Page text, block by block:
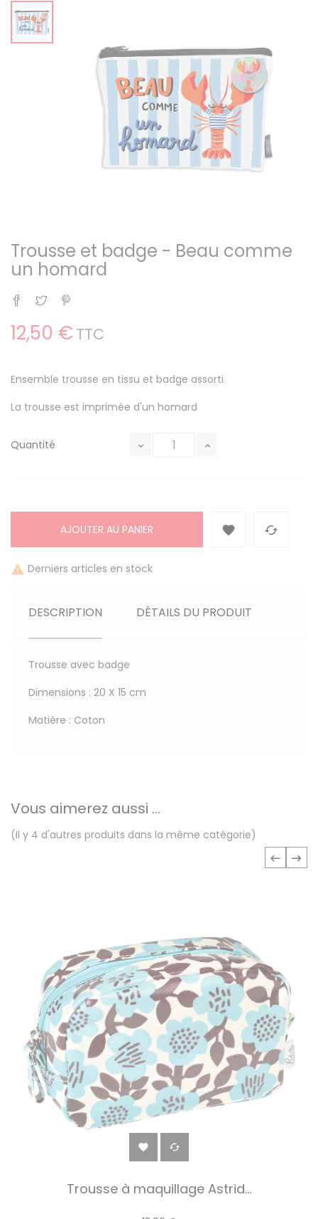
Trousse et badge - Beau comme
un homard
Partager
Tweet
12,50 € TTC
Ensemble trousse en tissu et badge assorti
La trousse est imprimée d'un homard
Quantité
AJOUTER AU PANIER  
 Derniers articles en stock
DESCRIPTION DÉTAILS DU PRODUIT
Trousse avec badge
Dimensions : 20 X 15 cm
Matière : Coton
Vous aimerez aussi ...
(Il y 4 d'autres produits dans la même catégorie)
 
Trousse à maquillage Astrid...